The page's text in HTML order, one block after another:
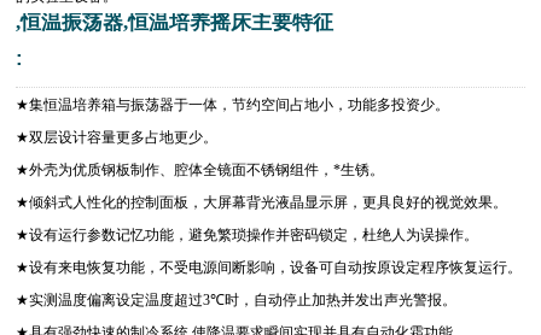
,恒温振荡器,恒温培养摇床主要特征
:
★集恒温培养箱与振荡器于一体，节约空间占地小，功能多投资少。
★双层设计容量更多占地更少。
★外壳为优质钢板制作、腔体全镜面不锈钢组件，*生锈。
★倾斜式人性化的控制面板，大屏幕背光液晶显示屏，更具良好的视觉效果。
★设有运行参数记忆功能，避免繁琐操作并密码锁定，杜绝人为误操作。
★设有来电恢复功能，不受电源间断影响，设备可自动按原设定程序恢复运行。
★实测温度偏离设定温度超过3℃时，自动停止加热并发出声光警报。